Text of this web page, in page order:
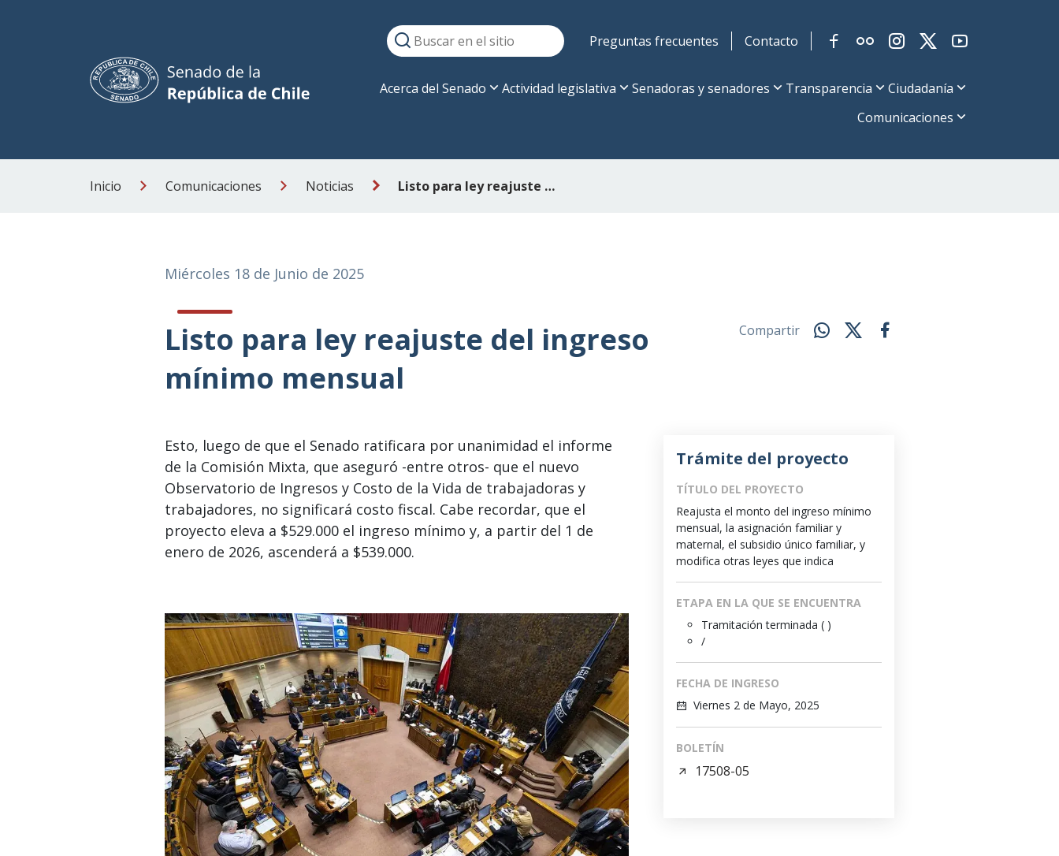
Preguntas frecuentes Contacto
Acerca del Senado Actividad legislativa Senadoras y senadores Transparencia
Ciudadanía
Comunicaciones
Inicio Comunicaciones Noticias Listo para ley reajuste del ingreso mínimo mensual
Miércoles 18 de Junio de 2025
Listo para ley reajuste del ingreso
mínimo mensual
Compartir
Esto, luego de que el Senado ratificara por unanimidad el informe
de la Comisión Mixta, que aseguró -entre otros- que el nuevo
Observatorio de Ingresos y Costo de la Vida de trabajadoras y
trabajadores, no significará costo fiscal. Cabe recordar, que el
proyecto eleva a $529.000 el ingreso mínimo y, a partir del 1 de
enero de 2026, ascenderá a $539.000.
Trámite del proyecto
TÍTULO DEL PROYECTO
Reajusta el monto del ingreso mínimo
mensual, la asignación familiar y
maternal, el subsidio único familiar, y
modifica otras leyes que indica
ETAPA EN LA QUE SE ENCUENTRA
Tramitación terminada ( )
/
FECHA DE INGRESO
Viernes 2 de Mayo, 2025
BOLETÍN
17508-05